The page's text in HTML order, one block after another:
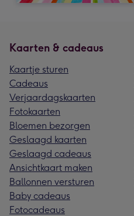
Kaarten & cadeaus
Kaartje sturen
Cadeaus
Verjaardagskaarten
Fotokaarten
Bloemen bezorgen
Geslaagd kaarten
Geslaagd cadeaus
Ansichtkaart maken
Ballonnen versturen
Baby cadeaus
Fotocadeaus